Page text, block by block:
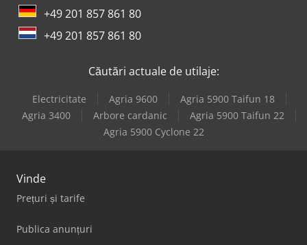
+49 201 857 861 80
+49 201 857 861 80
Căutări actuale de utilaje:
Electricitate Agria 9600
Agria 5900 Taifun 18
Agria 3400
Arbore cardanic
Agria 5900 Taifun 22
Agria 5900 Cyclone 22
Vinde
Prețuri și tarife
Publica anunțuri